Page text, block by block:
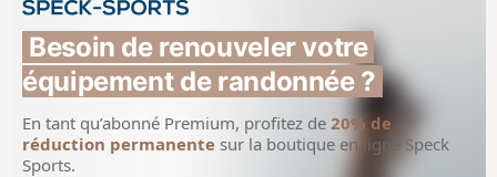
termine par la visite, en descente, de la
vieille ville de Puy-l'Évêque, avec vue sur
le Lot. Idéal pour une pause reposante
et gourmande.
Besoin de renouveler votre
équipement de randonnée ?
En tant qu’abonné Premium, profitez de 20% de
réduction permanente sur la boutique en ligne Speck
Sports.